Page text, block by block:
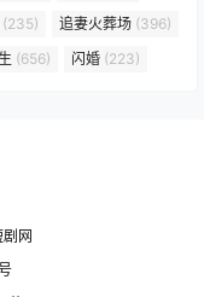
(235) 追妻火葬场 (396)
(656) 闪婚 (223)
网